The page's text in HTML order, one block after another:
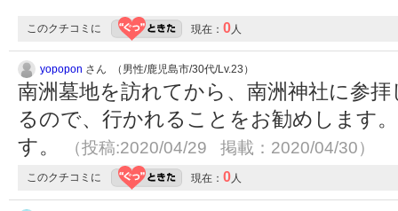
このクチコミに 現在： 0人
yopopon さん （男性/鹿児島市/30代/Lv.23）
南洲墓地を訪れてから、南洲神社に参
るので、行かれることをお勧めします
す。
（投稿:2020/04/29 掲載：2020/04/30）
このクチコミに 現在： 0人